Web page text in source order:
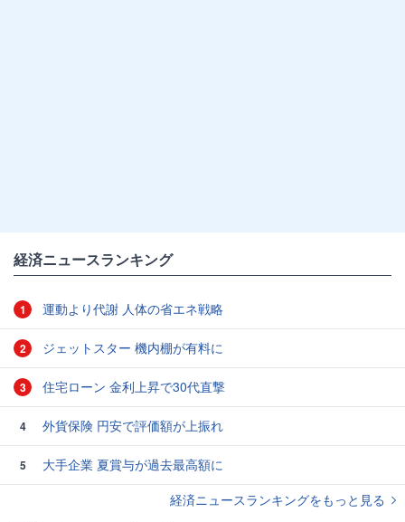
経済ニュースランキング
1 運動より代謝 人体の省エネ戦略
2 ジェットスター 機内棚が有料に
3 住宅ローン 金利上昇で30代直撃
4 外貨保険 円安で評価額が上振れ
5
大手企業 夏賞与が過去最高額に
経済ニュースランキングをもっと見る